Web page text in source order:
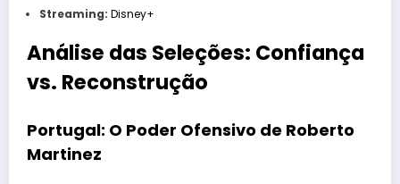
Streaming: Disney+
Análise das Seleções: Confiança
vs. Reconstrução
Portugal: O Poder Ofensivo de Roberto
Martinez